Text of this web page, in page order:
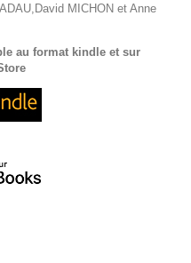
MICHON et Anne
au format kindle et sur